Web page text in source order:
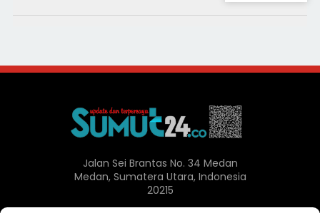
Jalan Sei Brantas No. 34 Medan
Medan, Sumatera Utara, Indonesia
20215